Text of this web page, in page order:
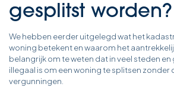
gesplitst worden?
We hebben eerder uitgelegd wat het
woning betekent en waarom het
belangrijk om te weten dat in veel steden
illegaal is om een woning te splitsen zonder
vergunningen.